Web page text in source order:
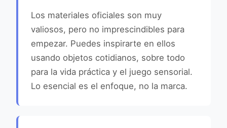
Los materiales oficiales son muy
valiosos, pero no imprescindibles para
empezar. Puedes inspirarte en ellos
usando objetos cotidianos, sobre todo
para la vida práctica y el juego sensorial.
Lo esencial es el enfoque, no la marca.